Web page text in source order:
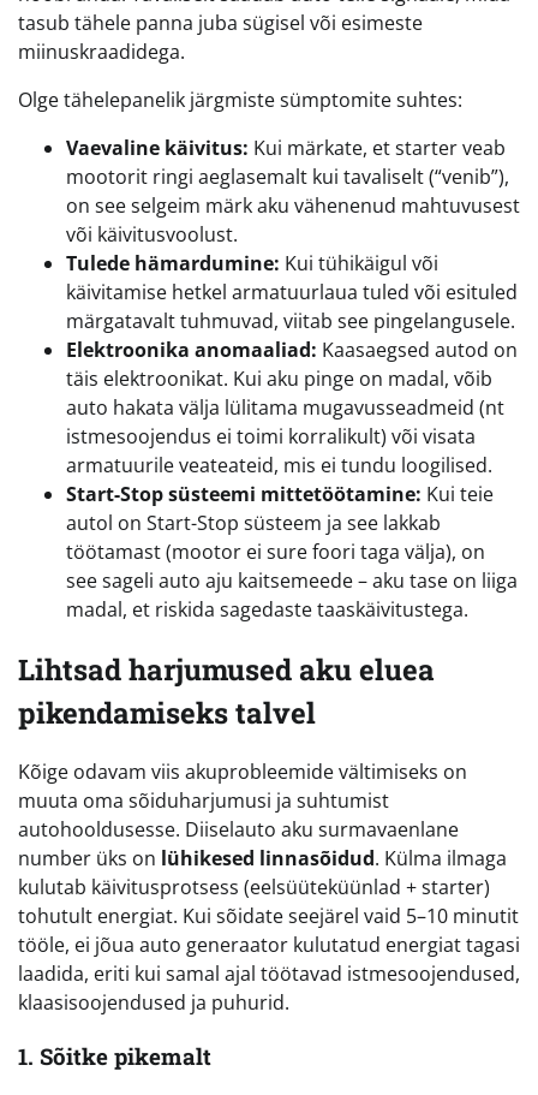
tasub tähele panna juba sügisel või esimeste
miinuskraadidega.
Olge tähelepanelik järgmiste sümptomite suhtes:
Vaevaline käivitus: Kui märkate, et starter veab
mootorit ringi aeglasemalt kui tavaliselt (“venib”),
on see selgeim märk aku vähenenud mahtuvusest
või käivitusvoolust.
Tulede hämardumine: Kui tühikäigul või
käivitamise hetkel armatuurlaua tuled või esituled
märgatavalt tuhmuvad, viitab see pingelangusele.
Elektroonika anomaaliad: Kaasaegsed autod on
täis elektroonikat. Kui aku pinge on madal, võib
auto hakata välja lülitama mugavusseadmeid (nt
istmesoojendus ei toimi korralikult) või visata
armatuurile veateateid, mis ei tundu loogilised.
Start-Stop süsteemi mittetöötamine: Kui teie
autol on Start-Stop süsteem ja see lakkab
töötamast (mootor ei sure foori taga välja), on
see sageli auto aju kaitsemeede – aku tase on liiga
madal, et riskida sagedaste taaskäivitustega.
Lihtsad harjumused aku eluea
pikendamiseks talvel
Kõige odavam viis akuprobleemide vältimiseks on
muuta oma sõiduharjumusi ja suhtumist
autohooldusesse. Diiselauto aku surmavaenlane
number üks on lühikesed linnasõidud. Külma ilmaga
kulutab käivitusprotsess (eelsüüteküünlad + starter)
tohutult energiat. Kui sõidate seejärel vaid 5–10 minutit
tööle, ei jõua auto generaator kulutatud energiat tagasi
laadida, eriti kui samal ajal töötavad istmesoojendused,
klaasisoojendused ja puhurid.
1. Sõitke pikemalt